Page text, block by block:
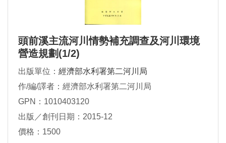
頭前溪主流河川情勢補充調查及河川環境
營造規劃(1/2)
出版單位： 經濟部水利署第二河川局
作/編/譯者：經濟部水利署第二河川局
GPN：1010403120
出版／創刊日期：2015-12
價格：1500